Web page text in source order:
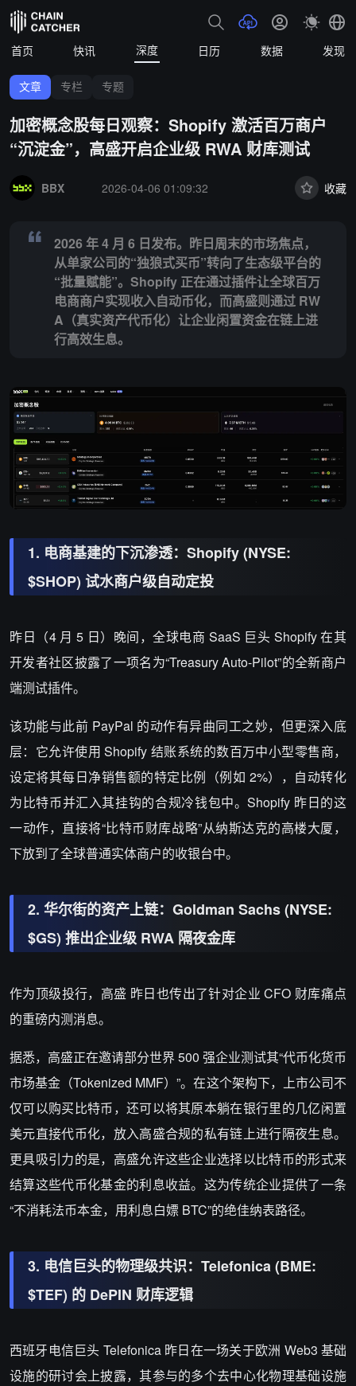
首页 快讯 深度 日历 数据 发现
文章 专栏 专题
加密概念股每日观察：Shopify 激活百万商户
“沉淀金”，高盛开启企业级 RWA 财库测试
BBX
2026-04-06 01:09:32 收藏
2026 年 4 月 6 日发布。昨日周末的市场焦点，
从单家公司的“独狼式买币”转向了生态级平台的
“批量赋能”。Shopify 正在通过插件让全球百万
电商商户实现收入自动币化，而高盛则通过 RW
A（真实资产代币化）让企业闲置资金在链上进
行高效生息。
1. 电商基建的下沉渗透：Shopify (NYSE:
$SHOP) 试水商户级自动定投
昨日（4 月 5 日）晚间，全球电商 SaaS 巨头 Shopify在其
开发者社区披露了一项名为“Treasury Auto-Pilot”的全新商户
端测试插件。
该功能与此前 PayPal 的动作有异曲同工之妙，但更深入底
层：它允许使用 Shopify 结账系统的数百万中小型零售商，
设定将其每日净销售额的特定比例（例如 2%），自动转化
为比特币并汇入其挂钩的合规冷钱包中。Shopify 昨日的这
一动作，直接将“比特币财库战略”从纳斯达克的高楼大厦，
下放到了全球普通实体商户的收银台中。
2. 华尔街的资产上链：Goldman Sachs (NYSE:
$GS) 推出企业级 RWA 隔夜金库
作为顶级投行， 高盛 昨日也传出了针对企业 CFO 财库痛点
的重磅内测消息。
据悉，高盛正在邀请部分世界 500 强企业测试其“代币化货币
市场基金（Tokenized MMF）”。在这个架构下，上市公司不
仅可以购买比特币，还可以将其原本躺在银行里的几亿闲置
美元直接代币化，放入高盛合规的私有链上进行隔夜生息。
更具吸引力的是，高盛允许这些企业选择以比特币的形式来
结算这些代币化基金的利息收益。这为传统企业提供了一条
“不消耗法币本金，用利息白嫖 BTC”的绝佳纳表路径。
3. 电信巨头的物理级共识：Telefonica (BME:
$TEF) 的 DePIN 财库逻辑
西班牙电信巨头 Telefonica昨日在一场关于欧洲 Web3 基础
设施的研讨会上披露，其参与的多个去中心化物理基础设施